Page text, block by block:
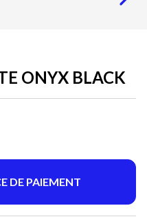
ONYX BLACK
DE PAIEMENT